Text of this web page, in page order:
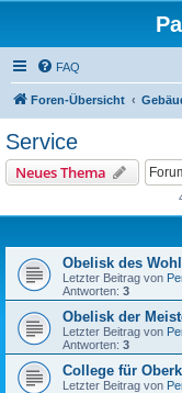
FAQ
Foren-Übersicht
Service
Neues Thema
Obelisk des
Letzter Beitrag von
Antworten: 3
Obelisk der
Letzter Beitrag von
Antworten: 3
College für
Letzter Beitrag von